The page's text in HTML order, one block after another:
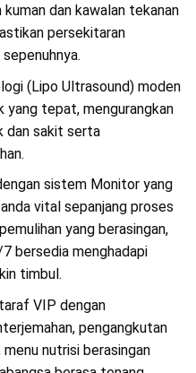
dan kawalan tekanan
persekitaran
(Lipo Ultrasound) moden
yang tepat, mengurangkan
dan sakit serta
sistem Monitor yang
vital sepanjang proses
yang berasingan,
bersedia menghadapi
timbul.
VIP dengan
pengangkutan
nutrisi berasingan